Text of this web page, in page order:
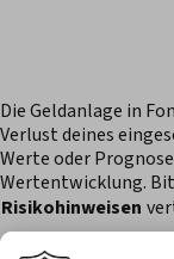
Die Geldanlage in
Verlust deines
Werte oder
Wertentwicklung.
Risikohinweisen